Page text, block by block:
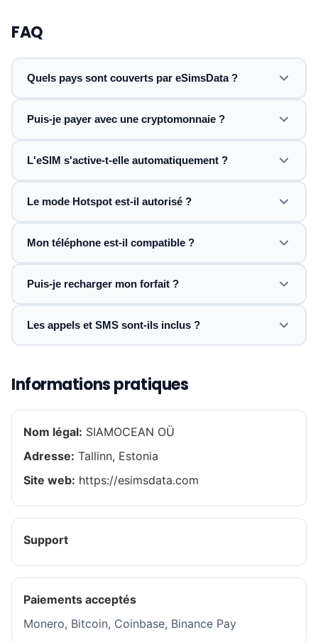
FAQ
Quels pays sont couverts par eSimsData ?
Puis-je payer avec une cryptomonnaie ?
L'eSIM s'active-t-elle automatiquement ?
Le mode Hotspot est-il autorisé ?
Mon téléphone est-il compatible ?
Puis-je recharger mon forfait ?
Les appels et SMS sont-ils inclus ?
Informations pratiques
Nom légal: SIAMOCEAN OÜ
Adresse: Tallinn, Estonia
Site web: https://esimsdata.com
Support
Paiements acceptés
Monero, Bitcoin, Coinbase, Binance Pay